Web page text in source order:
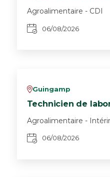
Agroalimentaire - CDI
06/08/2026
vGuingamp
Technicien de
Agroalimentaire -
06/08/2026